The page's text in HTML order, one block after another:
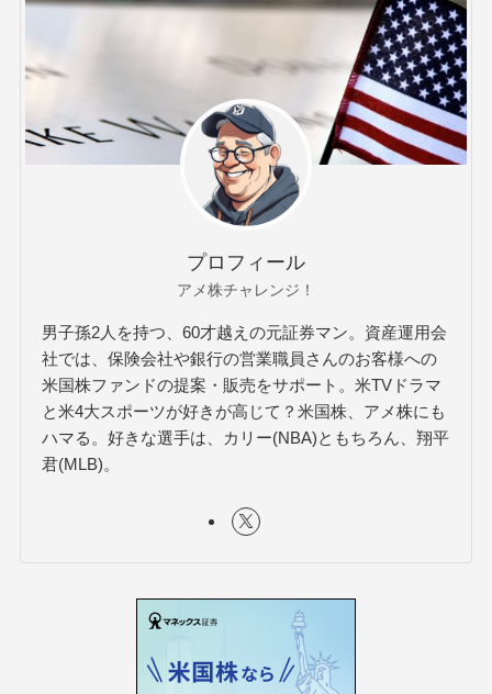
プロフィール
アメ株チャレンジ！
男子孫2人を持つ、60才越えの元証券マン。資産運用会
社では、保険会社や銀行の営業職員さんのお客様への
米国株ファンドの提案・販売をサポート。米TVドラマ
と米4大スポーツが好きが高じて？米国株、アメ株にも
ハマる。好きな選手は、カリー(NBA)ともちろん、翔平
君(MLB)。